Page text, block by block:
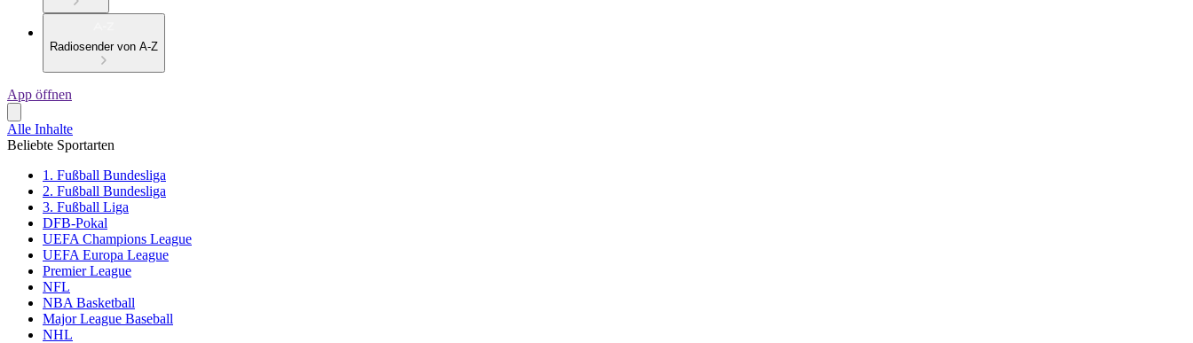
Radiosender von A-Z
App öffnen
Alle Inhalte
Beliebte Sportarten
1. Fußball Bundesliga
2. Fußball Bundesliga
3. Fußball Liga
DFB-Pokal
UEFA Champions League
UEFA Europa League
Premier League
NFL
NBA Basketball
Major League Baseball
NHL